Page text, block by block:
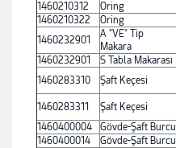
1460210312
Oring
1460210322
Oring
1460232901
A "VE" Tip
Makara
1460232901
S Tabla Makarası
1460283310
Şaft Keçesi
1460283311
Şaft Keçesi
1460400004
Gövde-Şaft Burcu
1460400014
Gövde-Şaft Burcu